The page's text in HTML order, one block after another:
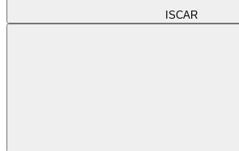
ISCAR